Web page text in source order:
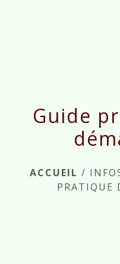
Guide
ACCUEIL /
PRATIQUE